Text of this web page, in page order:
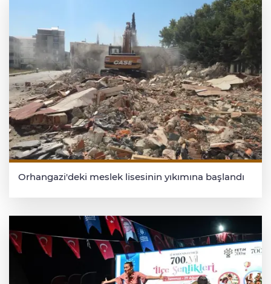
Orhangazi'deki meslek lisesinin yıkımına başlandı